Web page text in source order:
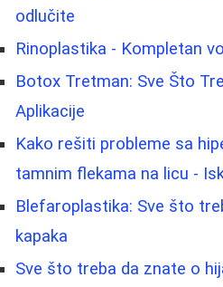
odlučite
Rinoplastika - Kompletan
Botox Tretman: Sve Što
Aplikacije
Kako rešiti probleme sa
tamnim flekama na licu -
Blefaroplastika: Sve što
kapaka
Sve što treba da znate o